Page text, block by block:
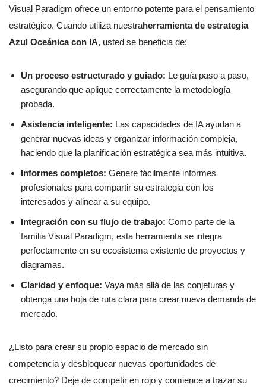
Visual Paradigm ofrece un entorno potente para el pensamiento
estratégico. Cuando utiliza nuestraherramienta de estrategia
Azul Oceánica con IA, usted se beneficia de:
Un proceso estructurado y guiado: Le guía paso a paso,
asegurando que aplique correctamente la metodología
probada.
Asistencia inteligente: Las capacidades de IA ayudan a
generar nuevas ideas y organizar información compleja,
haciendo que la planificación estratégica sea más intuitiva.
Informes completos: Genere fácilmente informes
profesionales para compartir su estrategia con los
interesados y alinear a su equipo.
Integración con su flujo de trabajo: Como parte de la
familia Visual Paradigm, esta herramienta se integra
perfectamente en su ecosistema existente de proyectos y
diagramas.
Claridad y enfoque: Vaya más allá de las conjeturas y
obtenga una hoja de ruta clara para crear nueva demanda de
mercado.
¿Listo para crear su propio espacio de mercado sin
competencia y desbloquear nuevas oportunidades de
crecimiento? Deje de competir en rojo y comience a trazar su